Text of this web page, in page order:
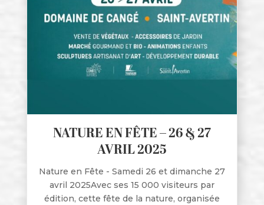
NATURE EN FÊTE – 26 & 27
AVRIL 2025
Nature en Fête - Samedi 26 et dimanche 27
avril 2025Avec ses 15 000 visiteurs par
édition, cette fête de la nature, organisée